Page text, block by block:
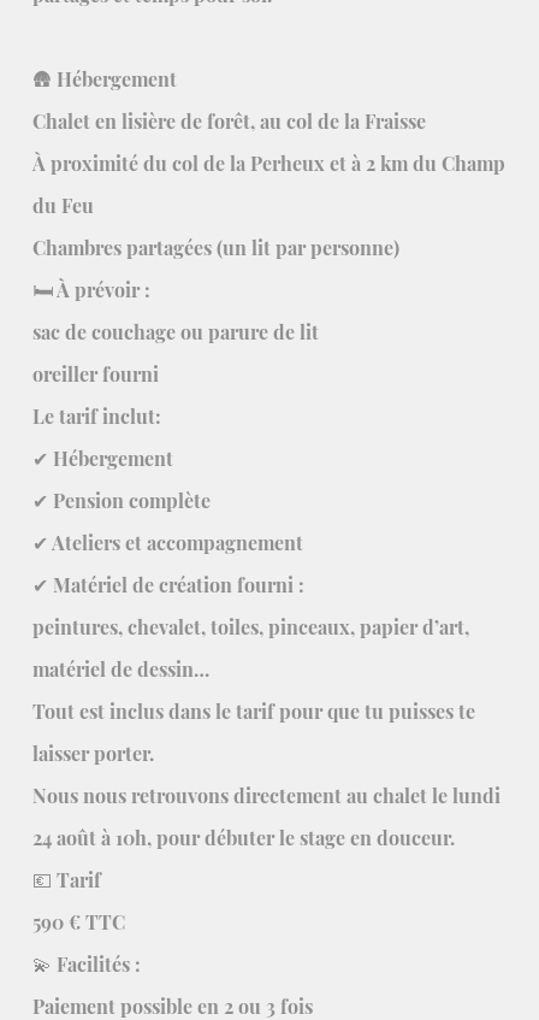
🛖 Hébergement
Chalet en lisière de forêt, au col de la Fraisse
À proximité du col de la Perheux et à 2 km du Champ
du Feu
Chambres partagées (un lit par personne)
🛏️ À prévoir :
sac de couchage ou parure de lit
oreiller fourni
Le tarif inclut:
✔ Hébergement
✔ Pension complète
✔ Ateliers et accompagnement
✔ Matériel de création fourni :
peintures, chevalet, toiles, pinceaux, papier d’art,
matériel de dessin…
Tout est inclus dans le tarif pour que tu puisses te
laisser porter.
Nous nous retrouvons directement au chalet le lundi
24 août à 10h, pour débuter le stage en douceur.
💶 Tarif
590 € TTC
💫 Facilités :
Paiement possible en 2 ou 3 fois